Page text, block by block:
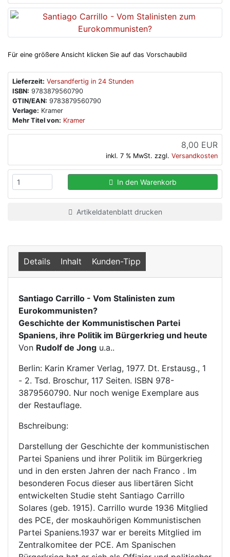
Für eine größere Ansicht klicken Sie auf das Vorschaubild
Lieferzeit: Versandfertig in 24 Stunden
ISBN: 9783879560790
GTIN/EAN: 9783879560790
Verlage: Kramer
Mehr Titel von: Kramer
8,00 EUR
inkl. 7 % MwSt. zzgl. Versandkosten
In den Warenkorb
Artikeldatenblatt drucken
Details Inhalt Kunden-Tipp
Santiago Carrillo - Vom Stalinisten zum
Eurokommunisten?
Geschichte der Kommunistischen Partei
Spaniens, ihre Politik im Bürgerkrieg und heute
Von Rudolf de Jong u.a..
Berlin: Karin Kramer Verlag, 1977. Dt. Erstausg., 1
- 2. Tsd. Broschur, 117 Seiten. ISBN 978-
3879560790. Nur noch wenige Exemplare aus
der Restauflage.
Bschreibung:
Darstellung der Geschichte der kommunistischen
Partei Spaniens und ihrer Politik im Bürgerkrieg
und in den ersten Jahren der nach Franco . Im
besonderen Focus dieser aus libertären Sicht
entwickelten Studie steht Santiago Carrillo
Solares (geb. 1915). Carrillo wurde 1936 Mitglied
des PCE, der moskauhörigen Kommunistischen
Partei Spaniens.1937 war er bereits Mitglied im
Zentralkomitee der PCE. Am Spanischen